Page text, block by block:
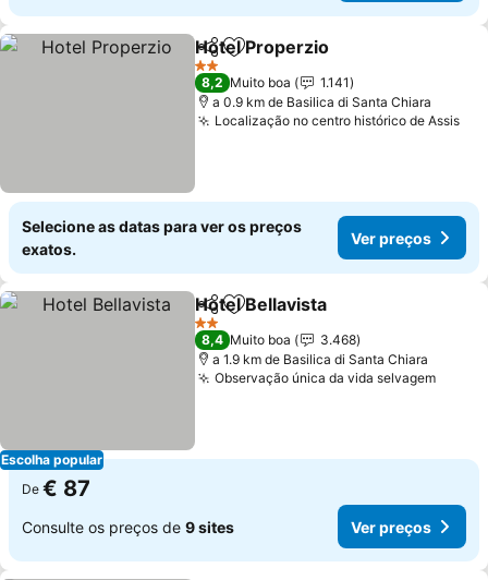
PartilharAdicionar aos favoritos
Hotel Properzio
2 Estrelas
8,2 Muito boa
1.141
a 0.9 km de Basilica di Santa Chiara
Localização no centro histórico de Assis
Selecione as datas para ver os preços
exatos.
Ver preços
Escolha popular
PartilharAdicionar aos favoritos
Hotel Bellavista
2 Estrelas
8,4 Muito boa
3.468
a 1.9 km de Basilica di Santa Chiara
Observação única da vida selvagemVer
De € 87
Consulte os preços de 9 sites Ver preços